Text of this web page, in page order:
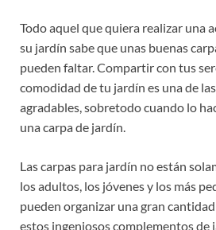
Todo aquel que quiera realizar una
su jardín sabe que unas buenas
pueden faltar. Compartir con tus
comodidad de tu jardín es una de
agradables, sobretodo cuando lo
una carpa de jardín.
Las carpas para jardín no están
los adultos, los jóvenes y los más
pueden organizar una gran
estos ingeniosos complementos de